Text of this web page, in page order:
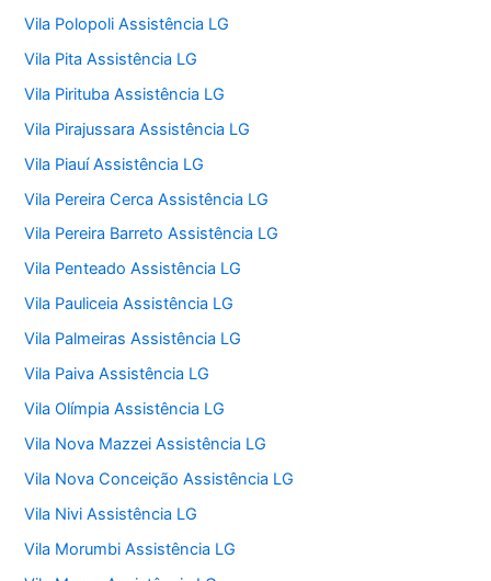
Vila Polopoli Assistência LG
Vila Pita Assistência LG
Vila Pirituba Assistência LG
Vila Pirajussara Assistência LG
Vila Piauí Assistência LG
Vila Pereira Cerca Assistência LG
Vila Pereira Barreto Assistência LG
Vila Penteado Assistência LG
Vila Pauliceia Assistência LG
Vila Palmeiras Assistência LG
Vila Paiva Assistência LG
Vila Olímpia Assistência LG
Vila Nova Mazzei Assistência LG
Vila Nova Conceição Assistência LG
Vila Nivi Assistência LG
Vila Morumbi Assistência LG